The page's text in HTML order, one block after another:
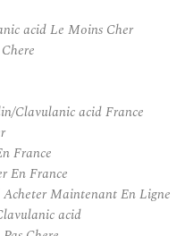
acid Le Moins Cher
Clavulanic acid France
France
En France
Maintenant En Ligne
acid